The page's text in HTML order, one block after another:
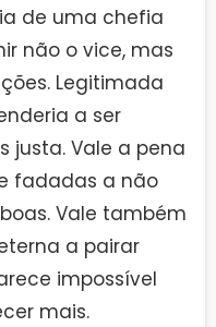
de uma chefia
não o vice, mas
Legitimada
a ser
justa. Vale a pena
fadadas a não
Vale também
a pairar
impossível
mais.